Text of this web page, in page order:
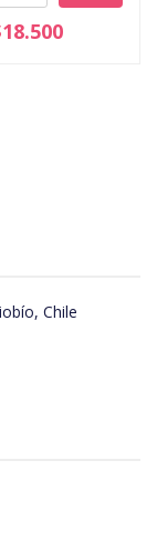
Chile